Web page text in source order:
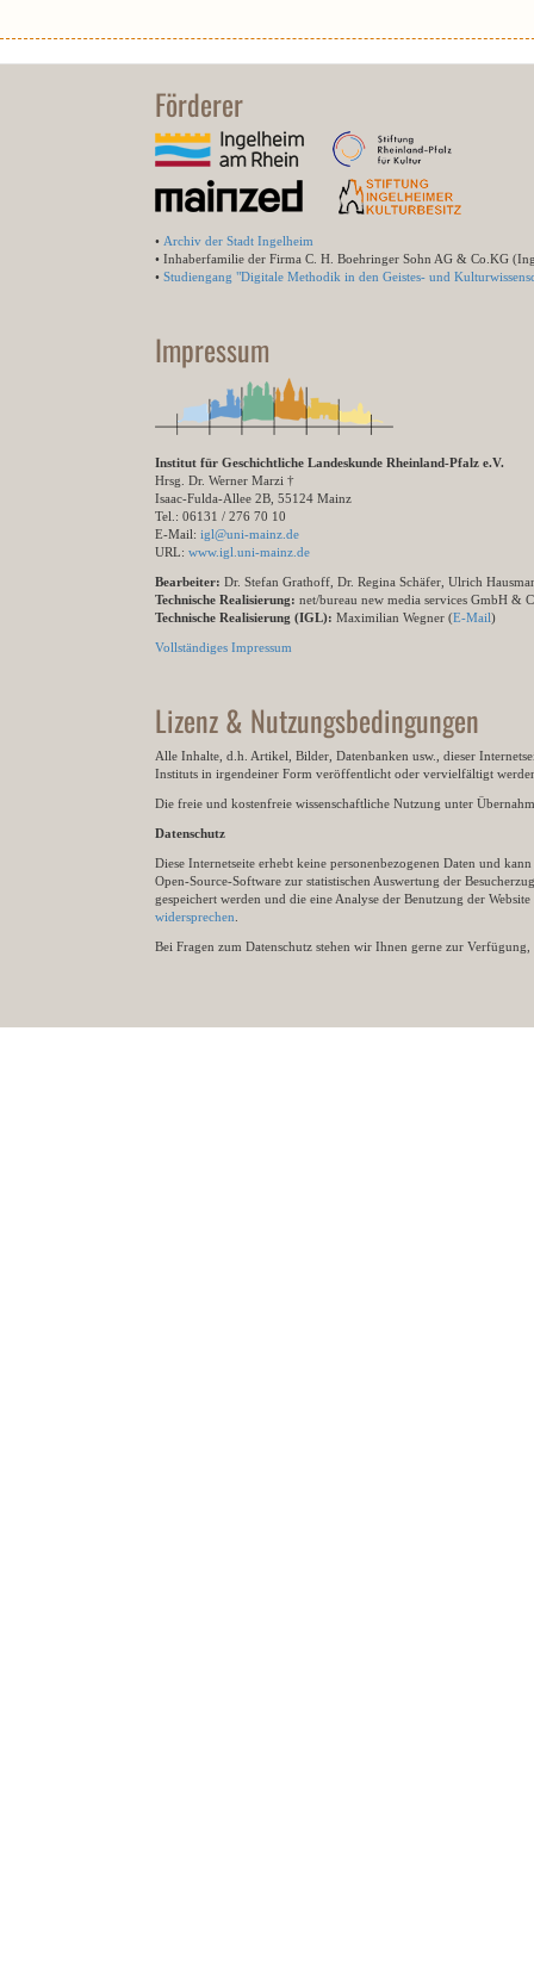
Förderer
• Archiv der Stadt Ingelheim
• Inhaberfamilie der Firma C. H. Boehringer Sohn AG & Co.KG
• Studiengang "Digitale Methodik in den Geistes- und
Impressum
Institut für Geschichtliche Landeskunde Rheinland-Pfalz e.V.
Hrsg. Dr. Werner Marzi †
Isaac-Fulda-Allee 2B, 55124 Mainz
Tel.: 06131 / 276 70 10
E-Mail: igl@uni-mainz.de
URL: www.igl.uni-mainz.de
Bearbeiter: Dr. Stefan Grathoff, Dr. Regina Schäfer, Ulrich
Technische Realisierung: net/bureau new media services GmbH &
Technische Realisierung (IGL): Maximilian Wegner (E-Mail)
Vollständiges Impressum
Lizenz & Nutzungsbedingungen
Alle Inhalte, d.h. Artikel, Bilder, Datenbanken usw., dieser
Instituts in irgendeiner Form veröffentlicht oder vervielfältigt
Die freie und kostenfreie wissenschaftliche Nutzung unter
Datenschutz
Diese Internetseite erhebt keine personenbezogenen Daten und
Open-Source-Software zur statistischen Auswertung der
gespeichert werden und die eine Analyse der Benutzung der
widersprechen
Bei Fragen zum Datenschutz stehen wir Ihnen gerne zur